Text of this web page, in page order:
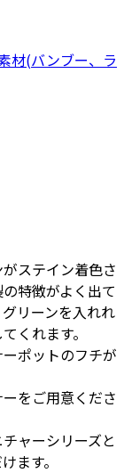
材(バンブー、ラ
ステイン着色さ
特徴がよく出て
リーンを入れれ
くれます。
ポットのフチが
をご用意くださ
ャーシリーズと
ます。